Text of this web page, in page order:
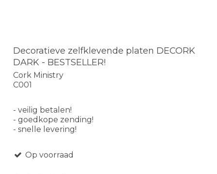
Decoratieve zelfklevende platen DECORK
DARK - BESTSELLER!
Cork Ministry
C001
- veilig betalen!
- goedkope zending!
- snelle levering!
Op voorraad